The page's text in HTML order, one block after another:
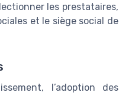
les prestataires,
et le siège social de
l’adoption des